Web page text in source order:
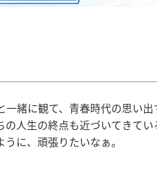
一緒に観て、青春時代の思い
人生の終点も近づいてきて
に、頑張りたいなぁ。